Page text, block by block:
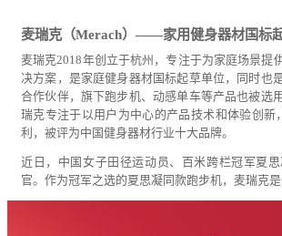
麦瑞克（Merach）——家用健身器材国标
麦瑞克2018年创立于杭州，专注于为家庭场景提
决方案，是家庭健身器材国标起草单位，同时也
合作伙伴，旗下跑步机、动感单车等产品也被选
瑞克专注于以用户为中心的产品技术和体验创新
利，被评为中国健身器材行业十大品牌。
近日，中国女子田径运动员、百米跨栏冠军夏
官。作为冠军之选的夏思凝同款跑步机，麦瑞克是